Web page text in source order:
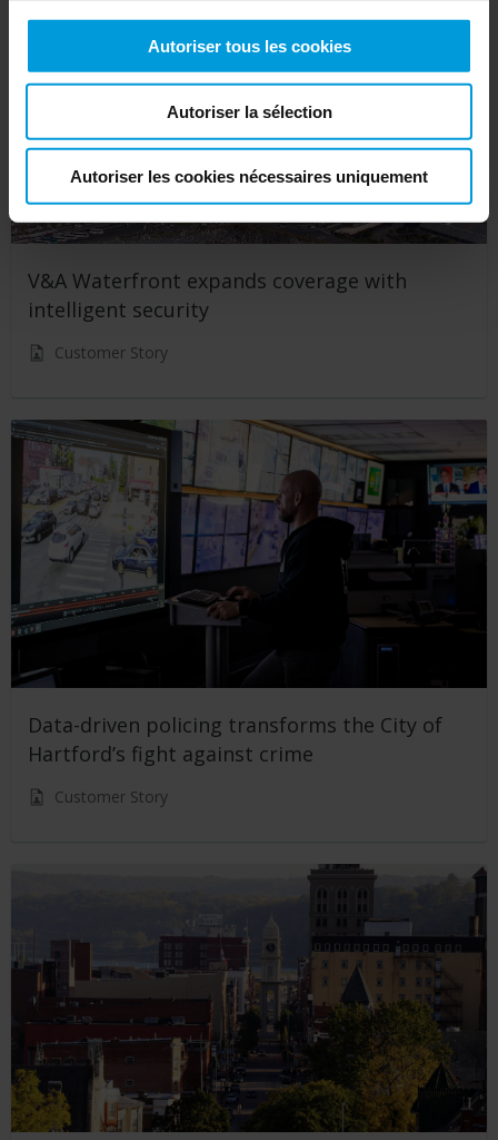
Autoriser tous les cookies
Autoriser la sélection
Autoriser les cookies nécessaires uniquement
V&A Waterfront expands coverage with
intelligent security
Customer Story
Data-driven policing transforms the City of
Hartford’s fight against crime
Customer Story